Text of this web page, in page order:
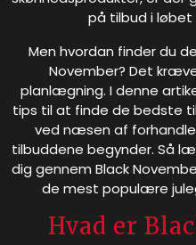
på tilbud i
Men hvordan finder du
November? Det
planlægning. I denne
tips til at finde de bedste
ved næsen af
tilbuddene begynder. Så
dig gennem Black
de mest populære
Hvad er